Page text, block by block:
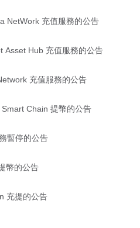
NetWork 充值服務的公告
Asset Hub 充值服務的公告
充值服務的公告
Chain 提幣的公告
暫停的公告
幣的公告
充提的公告